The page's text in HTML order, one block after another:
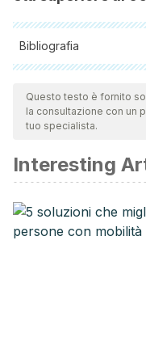
Bibliografia
Tutte le fonti citate
team per garantirne la
validità. La bibliografia
Cavada¹, I. C.
enfermedad
Venezolanos de
Available at:https://
Questo testo è fornito
la consultazione con un
tuo specialista.
Interesting